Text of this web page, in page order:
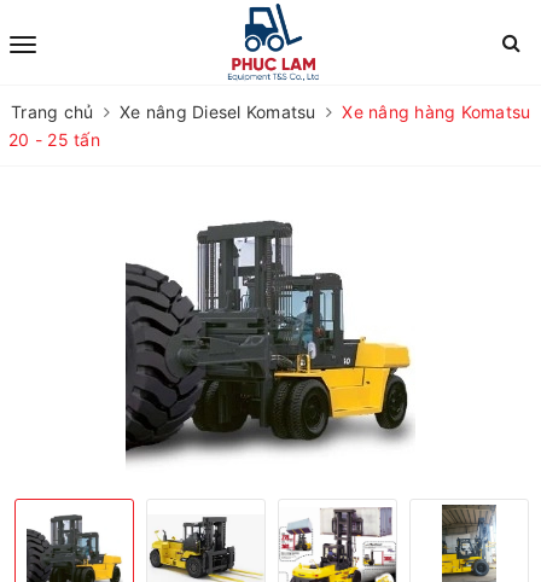
Trang chủ Xe nâng Diesel Komatsu
Xe nâng hàng Komatsu
20 - 25 tấn